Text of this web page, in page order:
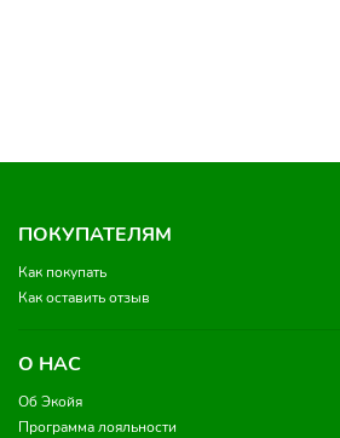
ПОКУПАТЕЛЯМ
Как покупать
Как оставить отзыв
О НАС
Об Экойя
Программа лояльности